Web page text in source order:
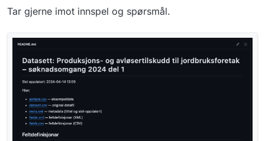
Tar gjerne imot innspel og spørsmål.